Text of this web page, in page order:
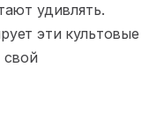
удивлять.
эти культовые
свой